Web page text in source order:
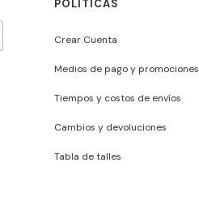
POLITICAS
Crear Cuenta
Medios de pago y promociones
Tiempos y costos de envíos
Cambios y devoluciones
Tabla de talles